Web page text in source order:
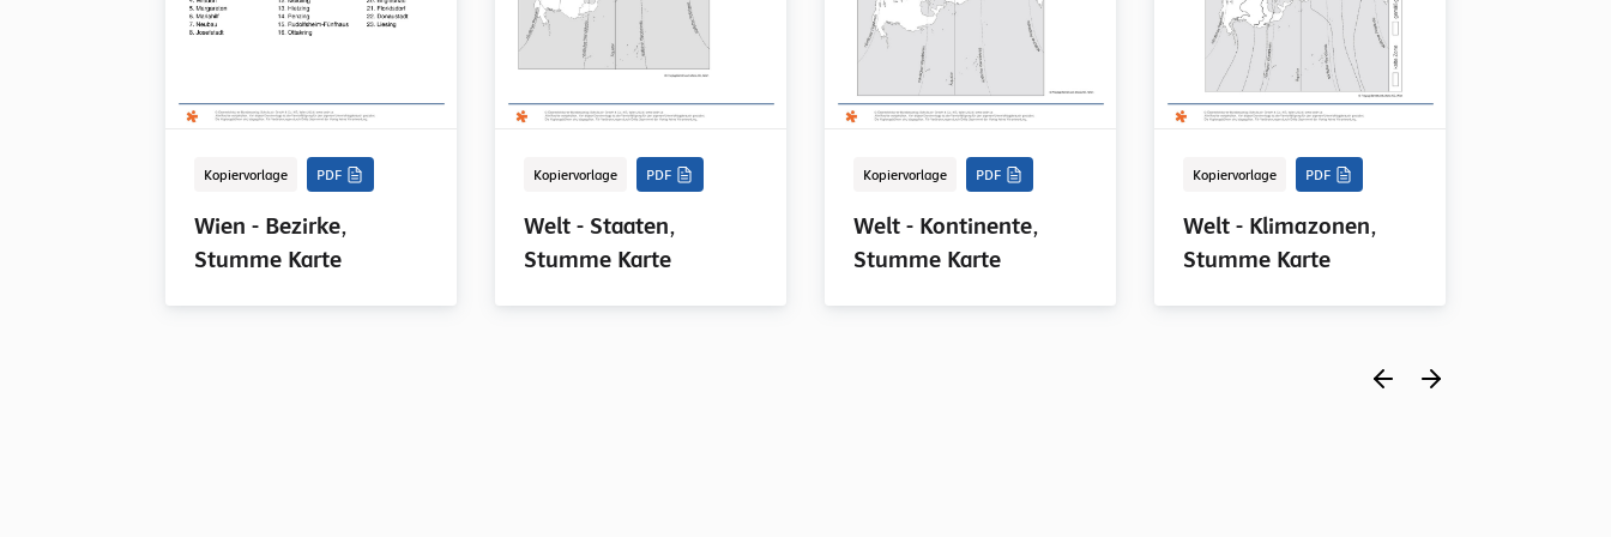
Kopiervorlage PDF
Wien - Bezirke,
Stumme Karte
Kopiervorlage PDF
Welt - Staaten,
Stumme Karte
Kopiervorlage PDF
Welt - Kontinente,
Stumme Karte
Kopiervorlage PDF
Welt - Klimazonen,
Stumme Karte